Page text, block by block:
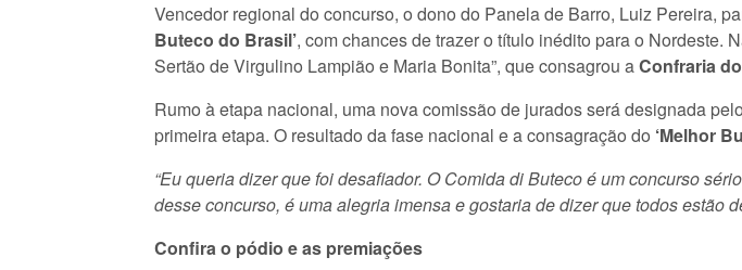
Vencedor regional do concurso, o dono do Panela de Barro, Luiz Pereira,
Buteco do Brasil’, com chances de trazer o título inédito para o Nordeste.
Sertão de Virgulino Lampião e Maria Bonita”, que consagrou aConfraria
Rumo à etapa nacional, uma nova comissão de jurados será designada
primeira etapa. O resultado da fase nacional e a consagração do ‘Melhor
“Eu queria dizer que foi desafiador. O Comida di Buteco é um concurso
desse concurso, é uma alegria imensa e gostaria de dizer que todos estão
Confira o pódio e as premiações